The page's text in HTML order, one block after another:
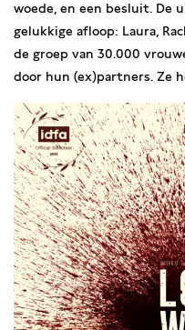
woede, en een besluit. De
gelukkige afloop: Laura,
de groep van 30.000
door hun (ex)partners. Ze